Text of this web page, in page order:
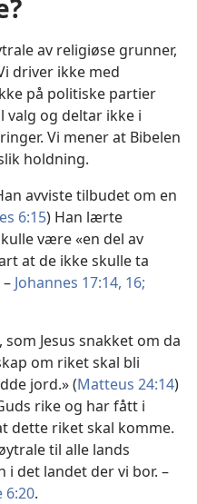
av religiøse grunner,
driver ikke med
på politiske partier
valg og deltar ikke i
Vi mener at Bibelen
holdning.
avviste tilbudet om en
6:15) Han lærte
være «en del av
at de ikke skulle ta
Johannes 17:14, 16;
, som Jesus snakket om da
om riket skal bli
jord.» (Matteus 24:14)
rike og har fått i
dette riket skal komme.
til alle lands
det landet der vi bor. –
6:20.